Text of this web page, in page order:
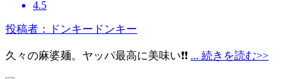
4.5
投稿者：ドンキードンキー
久々の麻婆麺。ヤッパ最高に美味い❗❗ ... 続きを読む>>